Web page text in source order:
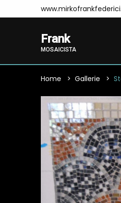
Frank
MOSAICISTA
Home Gallerie